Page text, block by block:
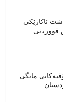
ئاکارێکی
قووربانی
مانگی